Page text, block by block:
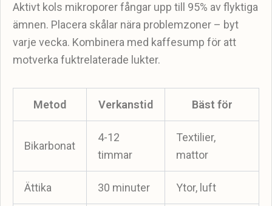
Aktivt kols mikroporer fångar upp till 95% av flyktiga
ämnen. Placera skålar nära problemzoner – byt
varje vecka. Kombinera med kaffesump för att
motverka fuktrelaterade lukter.
Metod Verkanstid Bäst för
Bikarbonat
4-12
timmar
Textilier,
mattor
Ättika 30 minuter Ytor, luft